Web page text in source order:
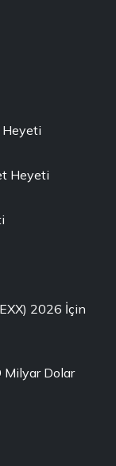
Heyeti
Heyeti
2026 İçin
Milyar Dolar